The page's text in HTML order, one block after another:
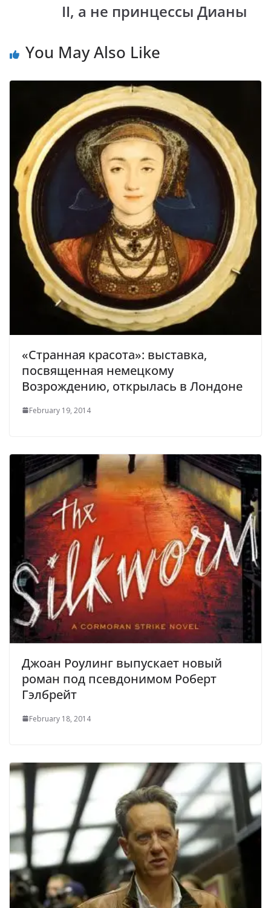
ІІ, а не принцессы Дианы
You May Also Like
«Странная красота»: выставка,
посвященная немецкому
Возрождению, открылась в Лондоне
February 19, 2014
Джоан Роулинг выпускает новый
роман под псевдонимом Роберт
Гэлбрейт
February 18, 2014